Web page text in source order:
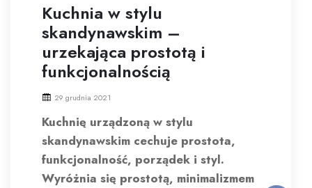
Kuchnia w stylu
skandynawskim –
urzekająca prostotą i
funkcjonalnością
29 grudnia 2021
Kuchnię urządzoną w stylu
skandynawskim cechuje prostota,
funkcjonalność, porządek i styl.
Wyróżnia się prostotą, minimalizmem